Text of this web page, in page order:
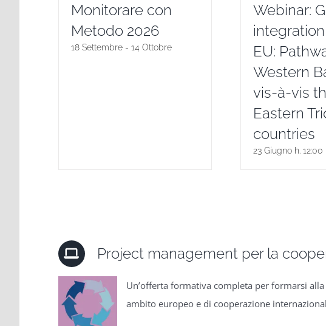
Monitorare con
Metodo 2026
18 Settembre- 14 Ottobre
Webinar:
EU:
Western
vis-à-vis
Eastern
countries
23 Giugno h. 12:00
Project management per la
Un’offerta formativa completa per formarsi
ambito europeo e di cooperazione